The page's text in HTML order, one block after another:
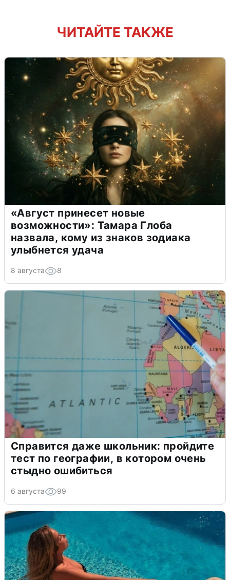
ЧИТАЙТЕ ТАКЖЕ
«Август принесет новые
возможности»: Тамара Глоба
назвала, кому из знаков зодиака
улыбнется удача
8 августа 8
Справится даже школьник: пройдите
тест по географии, в котором очень
стыдно ошибиться
6 августа 99